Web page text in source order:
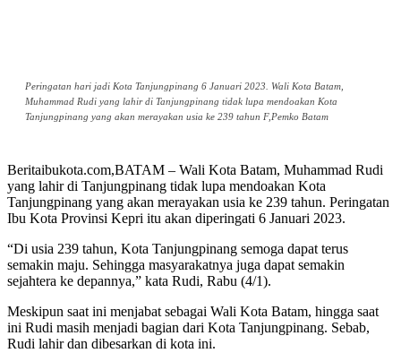
Peringatan hari jadi Kota Tanjungpinang 6 Januari 2023. Wali Kota Batam,
Muhammad Rudi yang lahir di Tanjungpinang tidak lupa mendoakan Kota
Tanjungpinang yang akan merayakan usia ke 239 tahun F,Pemko Batam
Beritaibukota.com,BATAM – Wali Kota Batam, Muhammad Rudi
yang lahir di Tanjungpinang tidak lupa mendoakan Kota
Tanjungpinang yang akan merayakan usia ke 239 tahun. Peringatan
Ibu Kota Provinsi Kepri itu akan diperingati 6 Januari 2023.
“Di usia 239 tahun, Kota Tanjungpinang semoga dapat terus
semakin maju. Sehingga masyarakatnya juga dapat semakin
sejahtera ke depannya,” kata Rudi, Rabu (4/1).
Meskipun saat ini menjabat sebagai Wali Kota Batam, hingga saat
ini Rudi masih menjadi bagian dari Kota Tanjungpinang. Sebab,
Rudi lahir dan dibesarkan di kota ini.